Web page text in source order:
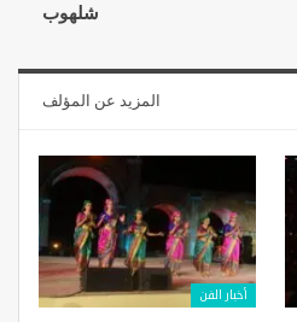
شلهوب
المزيد عن المؤلف
أخبار الفن